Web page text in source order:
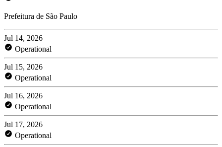
Prefeitura de São Paulo
Jul 14, 2026
Operational
Jul 15, 2026
Operational
Jul 16, 2026
Operational
Jul 17, 2026
Operational